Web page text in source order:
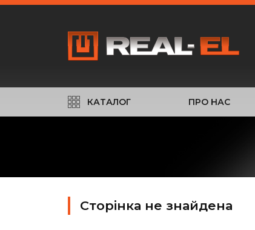
КАТАЛОГ ПРО НАС
Сторінка не знайдена